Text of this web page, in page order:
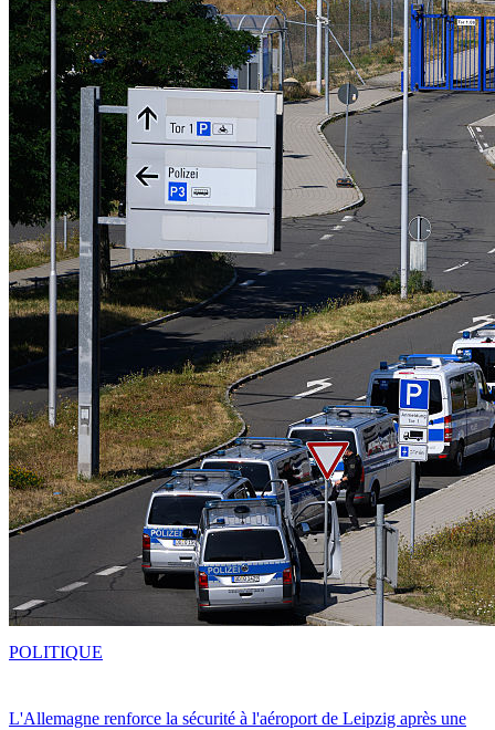
L'Allemagne renforce la sécurité à l'aéroport de Leipzig après une
POLITIQUE